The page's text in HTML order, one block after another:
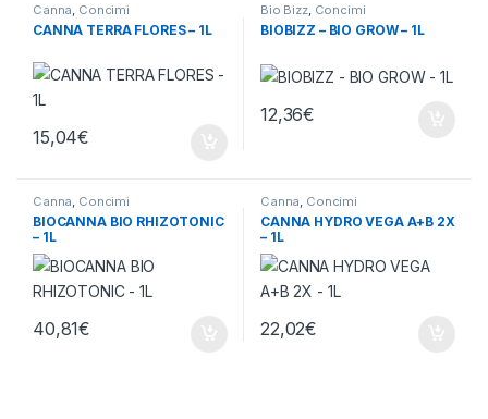
Canna, Concimi
CANNA TERRA FLORES – 1L
15,04€
Bio Bizz, Concimi
BIOBIZZ – BIO GROW – 1L
12,36€
Canna, Concimi
BIOCANNA BIO RHIZOTONIC
– 1L
40,81€
Canna, Concimi
CANNA HYDRO VEGA A+B 2X
– 1L
22,02€